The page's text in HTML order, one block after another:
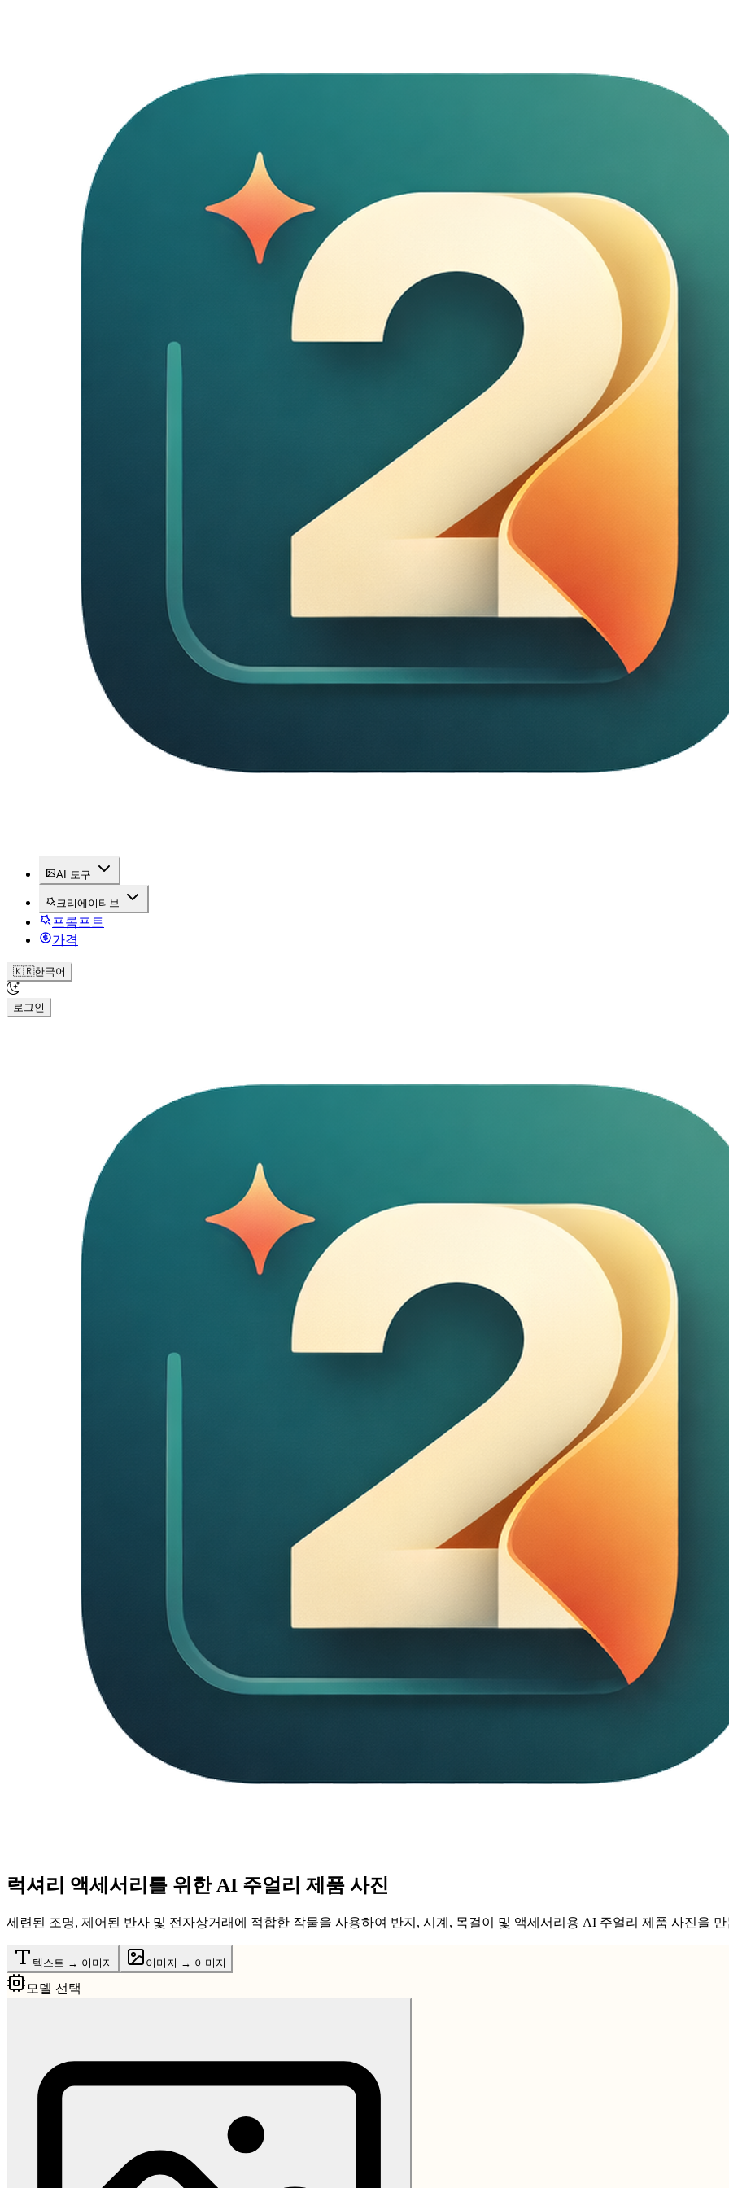
AI 도구
크리에이티브
프롬프트
가격
🇰🇷한국어
로그인
럭셔리 액세서리를 위한 AI 주얼리 제품 사진
세련된 조명, 제어된 반사 및 전자상거래에 적합한 작물을 사용하여 반지, 시계, 목걸이 및 액세서리용 AI 주얼리 제품 사진을 만
텍스트 → 이미지 이미지 → 이미지
모델 선택